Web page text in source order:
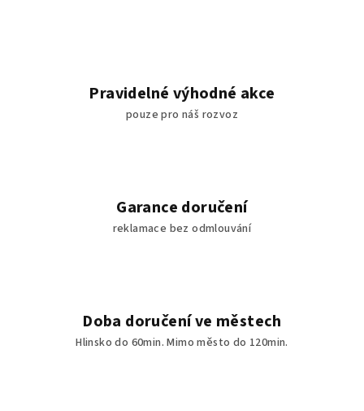
Pravidelné výhodné akce
pouze pro náš rozvoz
Garance doručení
reklamace bez odmlouvání
Doba doručení ve městech
Hlinsko do 60min. Mimo město do 120min.